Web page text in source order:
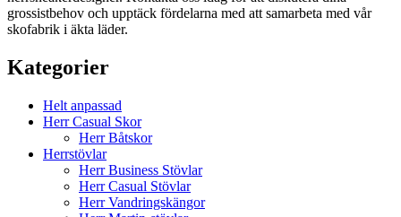
grossistbehov och upptäck fördelarna med att samarbeta med vår
skofabrik i äkta läder.
Kategorier
Helt anpassad
Herr Casual Skor
Herr Båtskor
Herrstövlar
Herr Business Stövlar
Herr Casual Stövlar
Herr Vandringskängor